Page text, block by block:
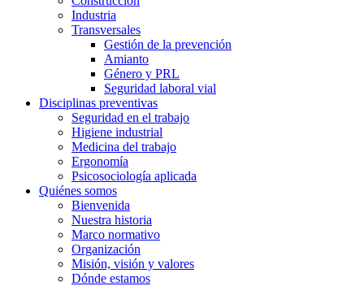
Industria
Transversales
Gestión de la prevención
Amianto
Género y PRL
Seguridad laboral vial
Disciplinas preventivas
Seguridad en el trabajo
Higiene industrial
Medicina del trabajo
Ergonomía
Psicosociología aplicada
Quiénes somos
Bienvenida
Nuestra historia
Marco normativo
Organización
Misión, visión y valores
Dónde estamos